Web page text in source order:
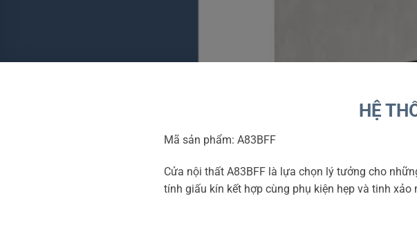
HỆ
Mã sản phẩm: A83BFF
Cửa nội thất A83BFF là lựa chọn lý tưởng cho
tính giấu kín kết hợp cùng phụ kiện hẹp và tinh